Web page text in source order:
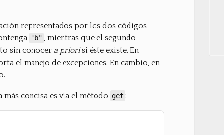
representados por los dos códigos
"b" , mientras que el segundo
sin conocer a priorisi éste existe. En
el manejo de excepciones. En cambio, en
concisa es vía el método get :